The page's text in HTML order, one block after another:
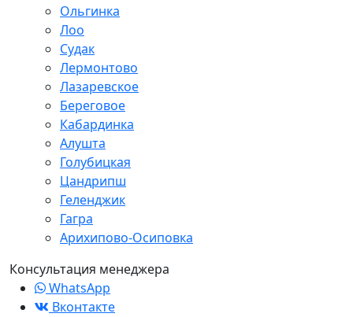
Ольгинка
Лоо
Судак
Лермонтово
Лазаревское
Береговое
Кабардинка
Алушта
Голубицкая
Цандрипш
Геленджик
Гагра
Арихипово-Осиповка
Консультация менеджера
WhatsApp
Вконтакте